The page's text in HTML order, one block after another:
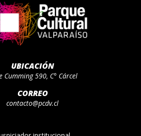
UBICACIÓN
Cumming 590, C° Cárcel
CORREO
contacto@pcdv.cl